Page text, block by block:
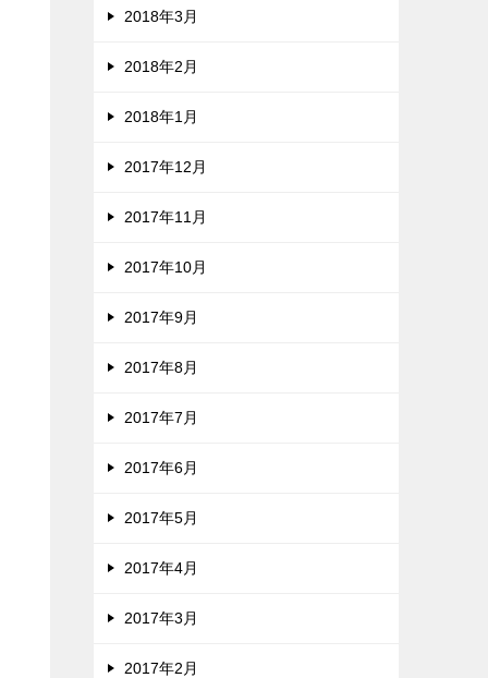
2018年3月
2018年2月
2018年1月
2017年12月
2017年11月
2017年10月
2017年9月
2017年8月
2017年7月
2017年6月
2017年5月
2017年4月
2017年3月
2017年2月